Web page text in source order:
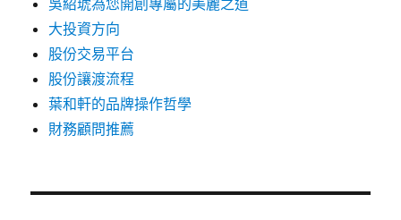
吳紹琥為您開創專屬的美麗之道
大投資方向
股份交易平台
股份讓渡流程
葉和軒的品牌操作哲學
財務顧問推薦